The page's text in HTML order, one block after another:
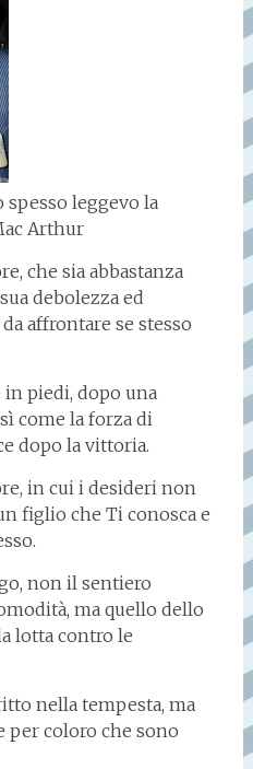
leggevo la
Arthur
che sia abbastanza
debolezza ed
affrontare se stesso
in piedi, dopo una
come la forza di
dopo la vittoria.
in cui i desideri non
figlio che Ti conosca e
non il sentiero
ma quello dello
lotta contro le
nella tempesta, ma
per coloro che sono